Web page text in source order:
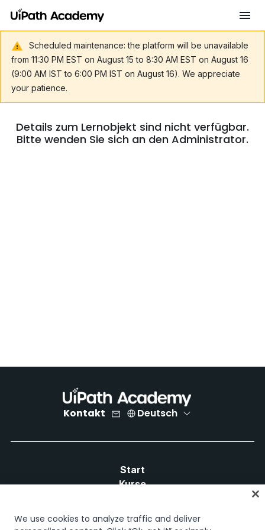
Scheduled maintenance: the platform will be unavailable
from 11:30 PM EST on August 15 to 8:30 AM EST on August 16
(9:00 AM IST to 6:00 PM IST on August 16). We appreciate
your patience.
Details zum Lernobjekt sind nicht verfügbar.
Bitte wenden Sie sich an den Administrator.
Kontakt Deutsch
Start
Kurse
Karrierewege
Zertifizierungen
We use cookies to analyze traffic and deliver